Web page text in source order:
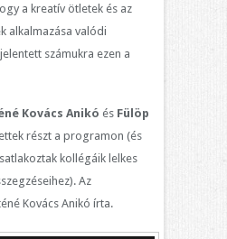
a kreatív ötletek és az
alkalmazása valódi
számukra ezen a
Kovács Anikó és Fülöp
részt a programon (és
kollégáik lelkes
Az
Kovács Anikó írta.